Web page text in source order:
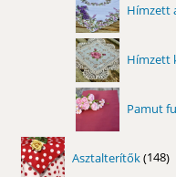
Hímzett
Hímzett
Pamut
Asztalterítők 148